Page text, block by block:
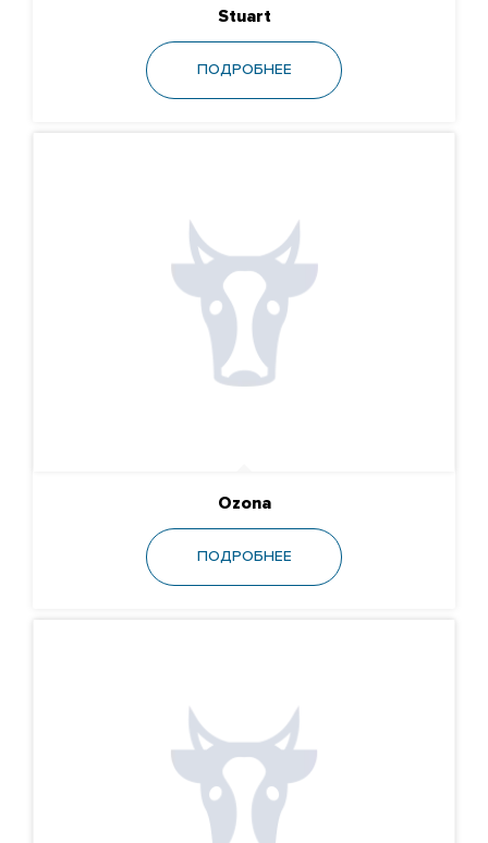
Stuart
ПОДРОБНЕЕ
Ozona
ПОДРОБНЕЕ